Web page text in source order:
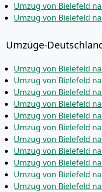
Umzug von Bielefeld
Umzug von Bielefeld
Umzüge-
Umzug von Bielefeld
Umzug von Bielefeld
Umzug von Bielefeld
Umzug von Bielefeld
Umzug von Bielefeld
Umzug von Bielefeld
Umzug von Bielefeld
Umzug von Bielefeld
Umzug von Bielefeld
Umzug von Bielefeld
Umzug von Bielefeld